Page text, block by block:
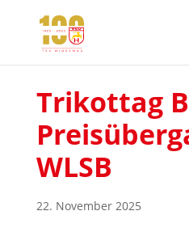
Trikottag
WLSB
22. November 2025